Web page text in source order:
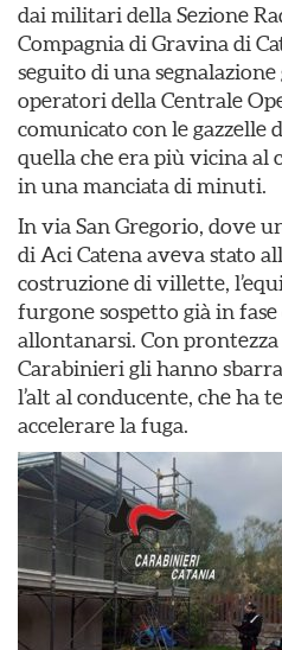
dai militari della Sezione
Compagnia di Gravina di
seguito di una segnalazione
operatori della Centrale
comunicato con le gazzelle
quella che era più vicina al
in una manciata di minuti.
In via San Gregorio, dove
di Aci Catena aveva stato
costruzione di villette,
furgone sospetto già in
allontanarsi. Con prontezza
Carabinieri gli hanno
l’alt al conducente, che ha
accelerare la fuga.